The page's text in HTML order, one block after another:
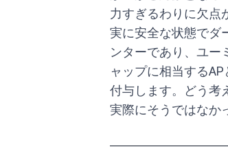
力すぎるわりに欠点
実に安全な状態でダ
ンターであり、ユー
ャップに相当する
付与します。どう考
実際にそうではなか